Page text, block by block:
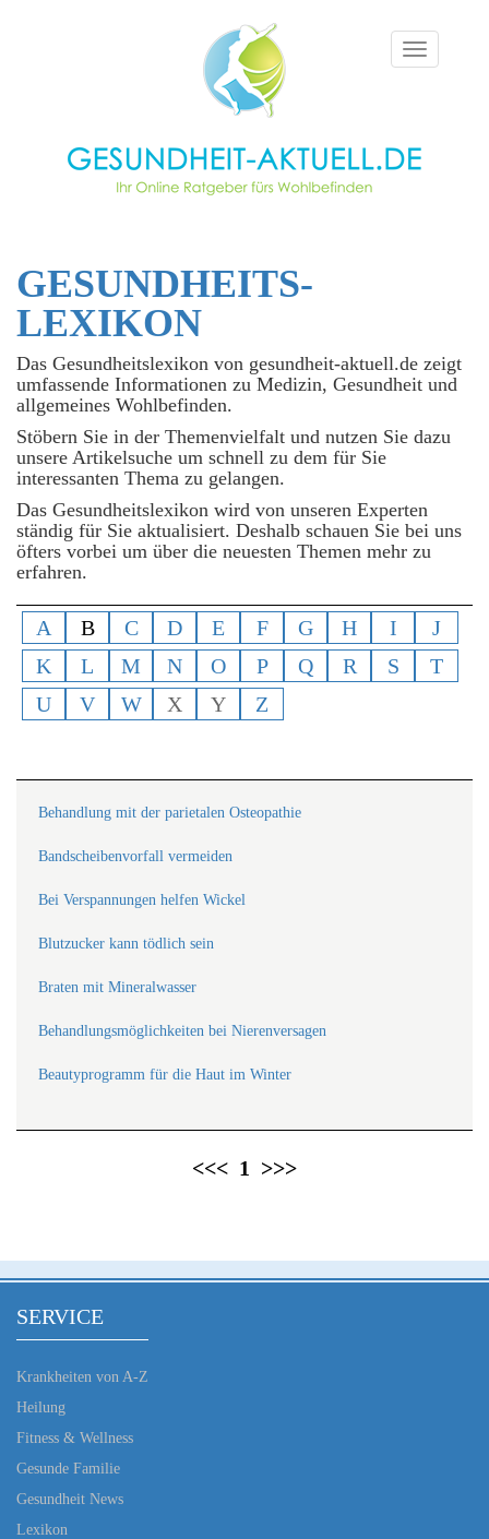
Toggle
navigation
GESUNDHEITS­
LEXIKON
Das Gesundheitslexikon von gesundheit-aktuell.de zeigt
umfassende Informationen zu Medizin, Gesundheit und
allgemeines Wohlbefinden.
Stöbern Sie in der Themenvielfalt und nutzen Sie dazu
unsere Artikelsuche um schnell zu dem für Sie
interessanten Thema zu gelangen.
Das Gesundheitslexikon wird von unseren Experten
ständig für Sie aktualisiert. Deshalb schauen Sie bei uns
öfters vorbei um über die neuesten Themen mehr zu
erfahren.
A B C D E F G H I
J
K
L M N O P Q R S
T
U
V W X Y Z
Behandlung mit der parietalen Osteopathie
Bandscheibenvorfall vermeiden
Bei Verspannungen helfen Wickel
Blutzucker kann tödlich sein
Braten mit Mineralwasser
Behandlungsmöglichkeiten bei Nierenversagen
Beautyprogramm für die Haut im Winter
<<< 1 >>>
SERVICE
Krankheiten von A-Z
Heilung
Fitness & Wellness
Gesunde Familie
Gesundheit News
Lexikon